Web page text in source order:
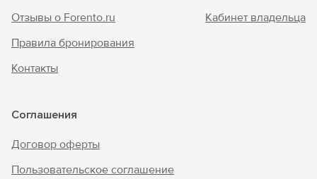
Отзывы о Forento.ru
Правила бронирования
Контакты
Кабинет владельца
Соглашения
Договор оферты
Пользовательское соглашение